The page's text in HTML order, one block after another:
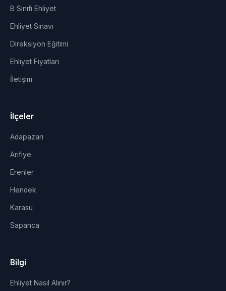
B Sınıfı Ehliyet
Ehliyet Sınavı
Direksiyon Eğitimi
Ehliyet Fiyatları
İletişim
İlçeler
Adapazarı
Arifiye
Erenler
Hendek
Karasu
Sapanca
Bilgi
Ehliyet Nasıl Alınır?